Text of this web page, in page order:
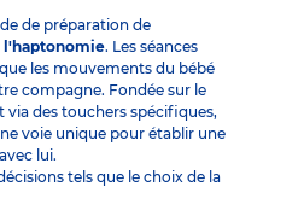
de préparation de
l'haptonomie. Les séances
les mouvements du bébé
compagne. Fondée sur le
des touchers spécifiques,
voie unique pour établir une
lui.
tels que le choix de la